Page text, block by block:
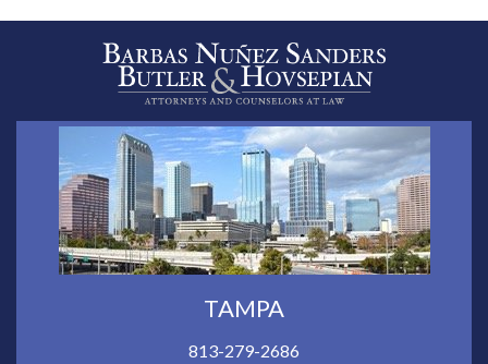
TAMPA
813-279-2686